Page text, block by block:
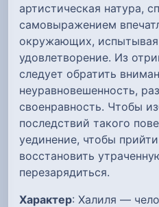
артистическая натура,
самовыражением
окружающих,
удовлетворение. Из
следует обратить
неуравновешенность,
своенравность. Чтобы
последствий такого
уединение, чтобы
восстановить
перезарядиться.
Характер: Халиля —